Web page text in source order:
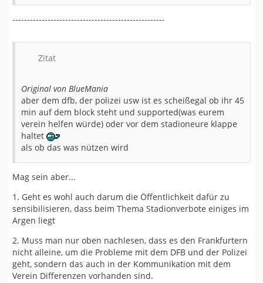
----------------------------------------------------
Zitat
Original von BlueMania
aber dem dfb, der polizei usw ist es scheißegal ob ihr 45
min auf dem block steht und supported(was eurem
verein helfen würde) oder vor dem stadioneure klappe
haltet
als ob das was nützen wird
Mag sein aber...
1. Geht es wohl auch darum die Öffentlichkeit dafür zu
sensibilisieren, dass beim Thema Stadionverbote einiges im
Argen liegt
2. Muss man nur oben nachlesen, dass es den Frankfurtern
nicht alleine, um die Probleme mit dem DFB und der Polizei
geht, sondern das auch in der Kommunikation mit dem
Verein Differenzen vorhanden sind.